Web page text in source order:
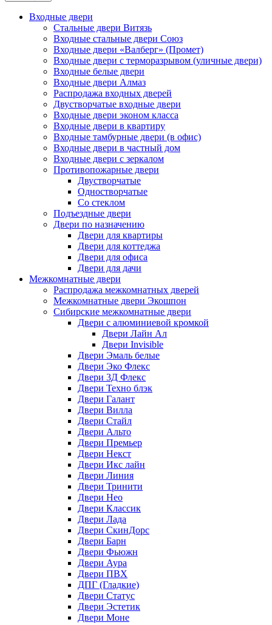
Входные двери
Стальные двери Витязь
Входные стальные двери Союз
Входные двери «Валберг» (Промет)
Входные двери с терморазрывом (уличные двери)
Входные белые двери
Входные двери Алмаз
Распродажа входных дверей
Двустворчатые входные двери
Входные двери эконом класса
Входные двери в квартиру
Входные тамбурные двери (в офис)
Входные двери в частный дом
Входные двери с зеркалом
Противопожарные двери
Двустворчатые
Одностворчатые
Со стеклом
Подъездные двери
Двери по назначению
Двери для квартиры
Двери для коттеджа
Двери для офиса
Двери для дачи
Межкомнатные двери
Распродажа межкомнатных дверей
Межкомнатные двери Экошпон
Сибирские межкомнатные двери
Двери с алюминиевой кромкой
Двери Лайн Ал
Двери Invisible
Двери Эмаль белые
Двери Эко Флекс
Двери 3Д Флекс
Двери Техно блэк
Двери Галант
Двери Вилла
Двери Стайл
Двери Альто
Двери Премьер
Двери Некст
Двери Икс лайн
Двери Линия
Двери Тринити
Двери Нео
Двери Классик
Двери Лада
Двери СкинДорс
Двери Барн
Двери Фьюжн
Двери Аура
Двери ПВХ
ДПГ (Гладкие)
Двери Статус
Двери Эстетик
Двери Моне